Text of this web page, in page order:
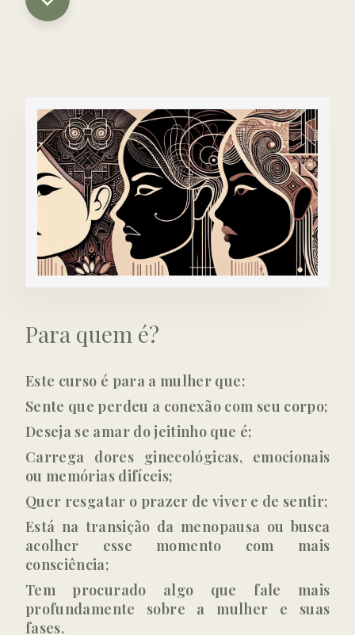
Para quem é?
Este curso é para a mulher que:
Sente que perdeu a conexão com seu corpo;
Deseja se amar do jeitinho que é;
Carrega dores ginecológicas, emocionais
ou memórias difíceis;
Quer resgatar o prazer de viver e de sentir;
Está na transição da menopausa ou busca
acolher esse momento com mais
consciência;
Tem procurado algo que fale mais
profundamente sobre a mulher e suas
fases.